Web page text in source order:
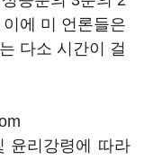
에 미 언론들은
다소 시간이 걸
윤리강령에 따라